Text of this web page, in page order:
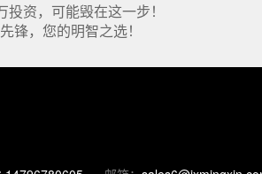
资，可能毁在这一步！
锋，您的明智之选！